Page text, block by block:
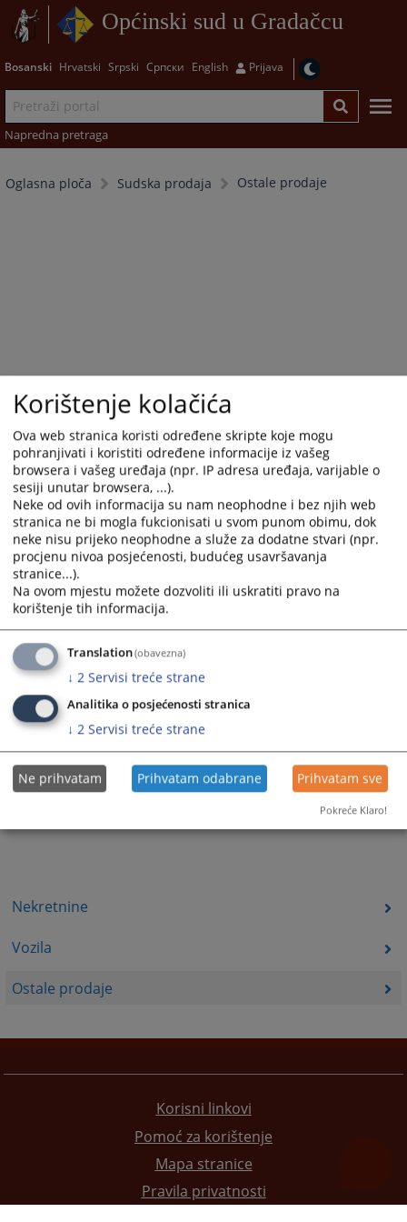
Općinski sud u Gradačcu
Bosanski Hrvatski Srpski Српски English Prijava
Napredna pretraga
Oglasna ploča Sudska prodaja Ostale prodaje
Nekretnine
Vozila
Ostale prodaje
Trenutno nema vijesti
Korisni linkovi
Pomoć za korištenje
Mapa stranice
Pravila privatnosti
Korištenje kolačića
Ova web stranica koristi određene skripte koje mogu
pohranjivati i koristiti određene informacije iz vašeg
browsera i vašeg uređaja (npr. IP adresa uređaja, varijable o
sesiji unutar browsera, ...).
Neke od ovih informacija su nam neophodne i bez njih web
stranica ne bi mogla fukcionisati u svom punom obimu, dok
neke nisu prijeko neophodne a služe za dodatne stvari (npr.
procjenu nivoa posjećenosti, budućeg usavršavanja
stranice...).
Na ovom mjestu možete dozvoliti ili uskratiti pravo na
korištenje tih informacija.
Translation(obavezna)
↓ 2 Servisi treće strane
Analitika o posjećenosti stranica
↓ 2 Servisi treće strane
Ne prihvatam Prihvatam odabrane Prihvatam sve
Pokreće Klaro!